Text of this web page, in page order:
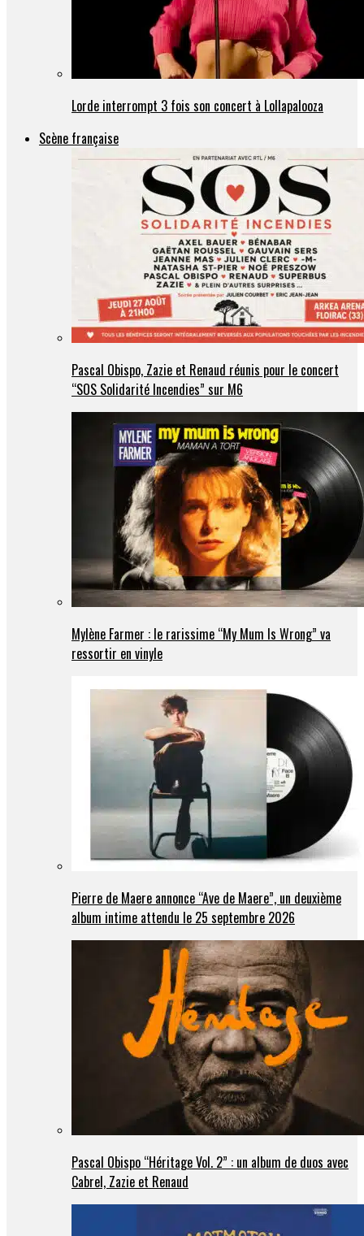
Lorde interrompt 3 fois son concert à Lollapalooza
Scène française
Pascal Obispo, Zazie et Renaud réunis pour le concert
“SOS Solidarité Incendies” sur M6
Mylène Farmer : le rarissime “My Mum Is Wrong” va
ressortir en vinyle
Pierre de Maere annonce “Ave de Maere”, un deuxième
album intime attendu le 25 septembre 2026
Pascal Obispo “Héritage Vol. 2” : un album de duos avec
Cabrel, Zazie et Renaud